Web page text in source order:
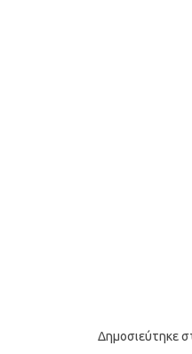
Δημοσιεύτηκε